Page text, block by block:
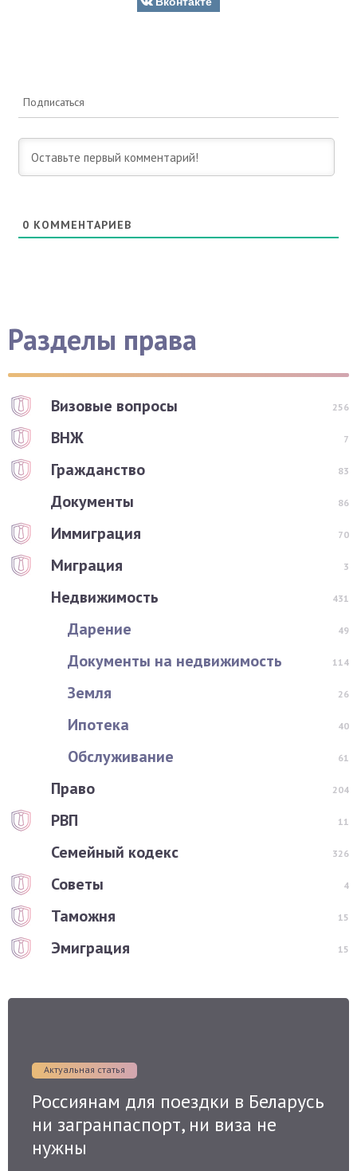
Подписаться
0 КОММЕНТАРИЕВ
Разделы права
Визовые вопросы 256
ВНЖ 7
Гражданство 83
Документы 86
Иммиграция 70
Миграция 3
Недвижимость 431
Дарение 49
Документы на недвижимость 114
Земля 26
Ипотека 40
Обслуживание 61
Право 204
РВП 11
Семейный кодекс 326
Советы 4
Таможня 15
Эмиграция 15
Актуальная статья
Россиянам для поездки в Беларусь
ни загранпаспорт, ни виза не
нужны